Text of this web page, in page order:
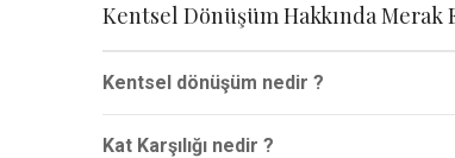
Kentsel Dönüşüm Hakkında
Kentsel dönüşüm nedir ?
Kat Karşılığı nedir ?